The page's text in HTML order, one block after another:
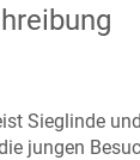
Sieglinde
jungen